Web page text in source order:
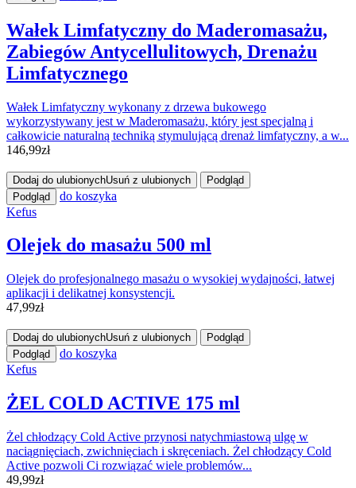
Wałek Limfatyczny do Maderomasażu,
Zabiegów Antycellulitowych, Drenażu
Limfatycznego
Wałek Limfatyczny wykonany z drzewa bukowego
wykorzystywany jest w Maderomasażu, który jest specjalną i
całkowicie naturalną techniką stymulującą drenaż limfatyczny, a w...
146,99zł
Dodaj do ulubionychUsuń z ulubionych
Podgląd
Podgląd
do koszyka
Kefus
Olejek do masażu 500 ml
Olejek do profesjonalnego masażu o wysokiej wydajności, łatwej
aplikacji i delikatnej konsystencji.
47,99zł
Dodaj do ulubionychUsuń z ulubionych
Podgląd
Podgląd
do koszyka
Kefus
ŻEL COLD ACTIVE 175 ml
Żel chłodzący Cold Active przynosi natychmiastową ulgę w
naciągnięciach, zwichnięciach i skręceniach. Żel chłodzący Cold
Active pozwoli Ci rozwiązać wiele problemów...
49,99zł